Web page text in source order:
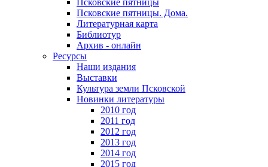
Псковские пятницы. Дома.
Литературная карта
Библиотур
Архив - онлайн
Ресурсы
Наши издания
Выставки
Культура земли Псковской
Новинки литературы
2010 год
2011 год
2012 год
2013 год
2014 год
2015 год